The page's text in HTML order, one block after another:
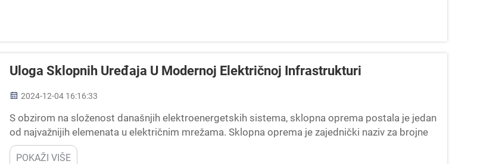
Uloga Sklopnih Uređaja U Modernoj Električnoj Infrastrukturi
2024-12-04 16:16:33
S obzirom na složenost današnjih elektroenergetskih sistema, sklopna oprema postala je jedan
od najvažnijih elemenata u električnim mrežama. Sklopna oprema je zajednički naziv za brojne
prekidače, osigurače i automatske prekidače i njihove kombin...
POKAŽI VIŠE